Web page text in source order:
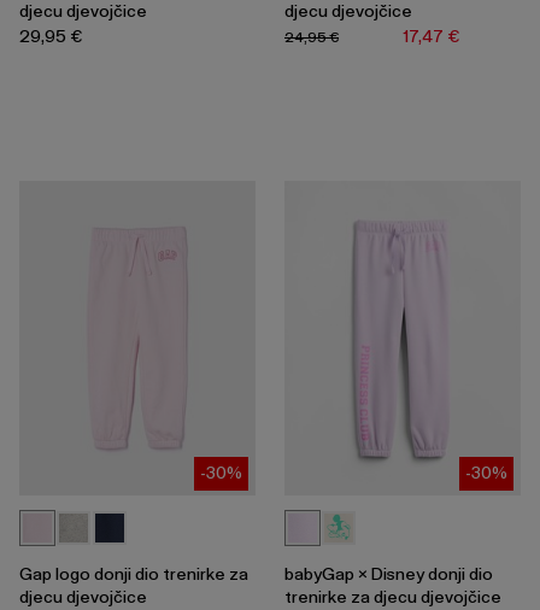
djecu djevojčice
29,95 €
djecu djevojčice
17,47 €
24,95 €
-30%
Gap logo donji dio trenirke za
djecu djevojčice
-30%
babyGap × Disney donji dio
trenirke za djecu djevojčice